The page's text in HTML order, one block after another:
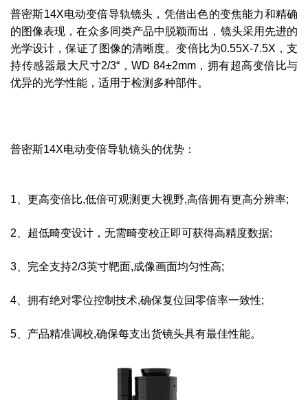
普密斯14X电动变倍导轨镜头，凭借出色的变焦能力和精确
的图像表现，在众多同类产品中脱颖而出，镜头采用先进的
光学设计，保证了图像的清晰度。变倍比为0.55X-7.5X，支
持传感器最大尺寸2/3“，WD 84±2mm，拥有超高变倍比与
优异的光学性能，适用于检测多种部件。
普密斯14X电动变倍导轨镜头的优势：
1、更高变倍比,低倍可观测更大视野,高倍拥有更高分辨率;
2、超低畸变设计，无需畸变校正即可获得高精度数据;
3、完全支持2/3英寸靶面,成像画面均匀性高;
4、拥有绝对零位控制技术,确保复位回零倍率一致性;
5、产品精准调校,确保每支出货镜头具有最佳性能。